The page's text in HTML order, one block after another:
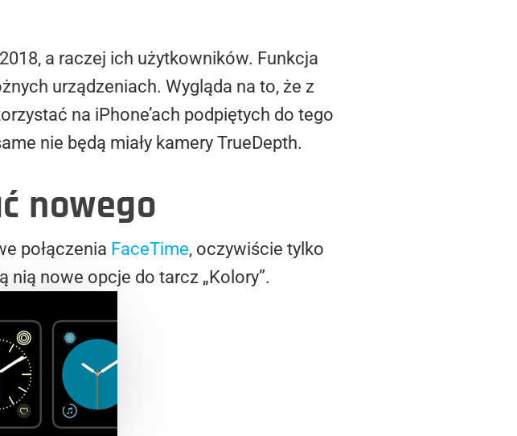
2018, a raczej ich użytkowników. Funkcja
urządzeniach. Wygląda na to, że z
na iPhone’ach podpiętych do tego
nie będą miały kamery TrueDepth.
nowego
połączenia FaceTime, oczywiście tylko
nowe opcje do tarcz „Kolory”.